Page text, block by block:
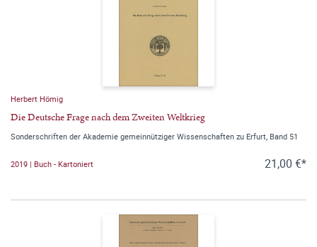
Herbert Hömig
Die Deutsche Frage nach dem Zweiten Weltkrieg
Sonderschriften der Akademie gemeinnütziger Wissenschaften zu Erfurt, Band 51
2019 | Buch - Kartoniert 21,00 €*